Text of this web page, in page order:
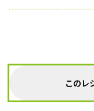
このレ